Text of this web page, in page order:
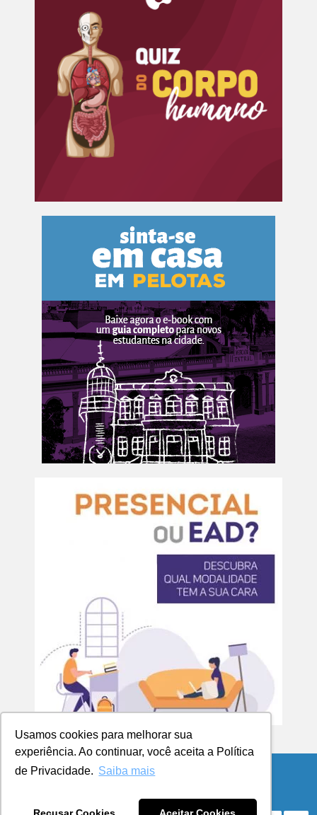
Usamos cookies para melhorar sua
experiência. Ao continuar, você aceita a Política
de Privacidade. Saiba mais